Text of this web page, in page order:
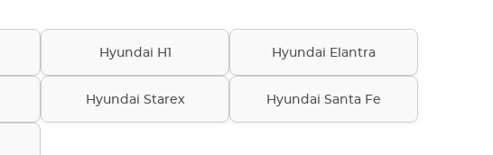
Hyundai H1 Hyundai Elantra
Hyundai Starex Hyundai Santa Fe